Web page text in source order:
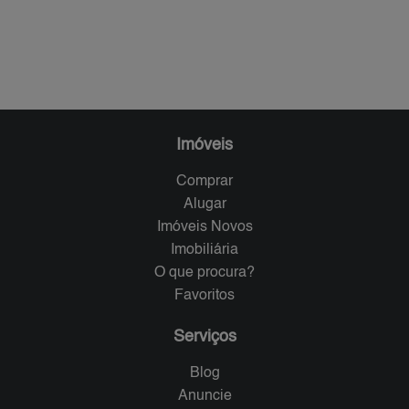
Imóveis
Comprar
Alugar
Imóveis Novos
Imobiliária
O que procura?
Favoritos
Serviços
Blog
Anuncie